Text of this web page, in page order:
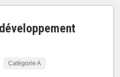
Catégorie A